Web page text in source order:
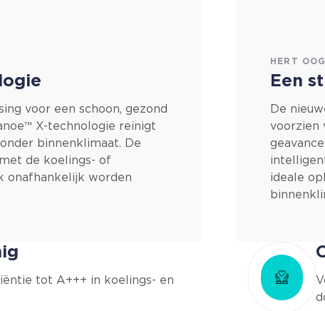
voor een schoon, gezond
X-technologie reinigt
binnenklimaat. De
de koelings- of
onafhankelijk worden
tot A+++ in koelings- en
HERT
Een
De
voorzien
ideale